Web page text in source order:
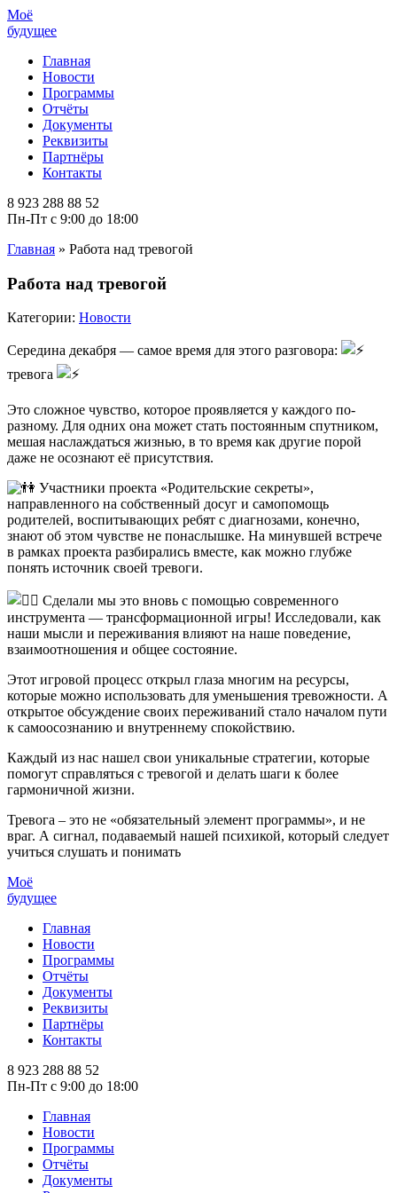
Моё
будущее
Главная
Новости
Программы
Отчёты
Документы
Реквизиты
Партнёры
Контакты
8 923 288 88 52
Пн-Пт с 9:00 до 18:00
Главная » Работа над тревогой
Работа над тревогой
Категории: Новости
Середина декабря — самое время для этого разговора:
тревога
Это сложное чувство, которое проявляется у каждого по-
разному. Для одних она может стать постоянным спутником,
мешая наслаждаться жизнью, в то время как другие порой
даже не осознают её присутствия.
Участники проекта «Родительские секреты»,
направленного на собственный досуг и самопомощь
родителей, воспитывающих ребят с диагнозами, конечно,
знают об этом чувстве не понаслышке. На минувшей встрече
в рамках проекта разбирались вместе, как можно глубже
понять источник своей тревоги.
Сделали мы это вновь с помощью современного
инструмента — трансформационной игры! Исследовали, как
наши мысли и переживания влияют на наше поведение,
взаимоотношения и общее состояние.
Этот игровой процесс открыл глаза многим на ресурсы,
которые можно использовать для уменьшения тревожности. А
открытое обсуждение своих переживаний стало началом пути
к самоосознанию и внутреннему спокойствию.
Каждый из нас нашел свои уникальные стратегии, которые
помогут справляться с тревогой и делать шаги к более
гармоничной жизни.
Тревога – это не «обязательный элемент программы», и не
враг. А сигнал, подаваемый нашей психикой, который следует
учиться слушать и понимать
Моё
будущее
Главная
Новости
Программы
Отчёты
Документы
Реквизиты
Партнёры
Контакты
8 923 288 88 52
Пн-Пт с 9:00 до 18:00
Главная
Новости
Программы
Отчёты
Документы